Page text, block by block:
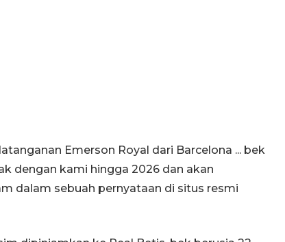
Emerson Royal dari Barcelona ... bek
dengan kami hingga 2026 dan akan
dalam sebuah pernyataan di situs resmi